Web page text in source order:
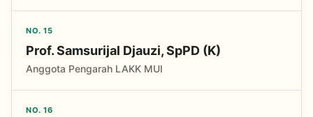
NO. 15
Prof. Samsurijal Djauzi, SpPD (K)
Anggota Pengarah LAKK MUI
NO. 16